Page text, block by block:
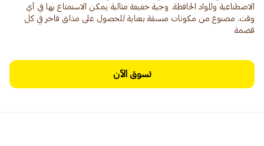
الاصطناعية والمواد الحافظة. وجبة خفيفة مثالية يمكن الاستمتاع بها في أي
وقت. مصنوع من مكونات منسقة بعناية للحصول على مذاق فاخر في كل
قضمة
تسوق الآن